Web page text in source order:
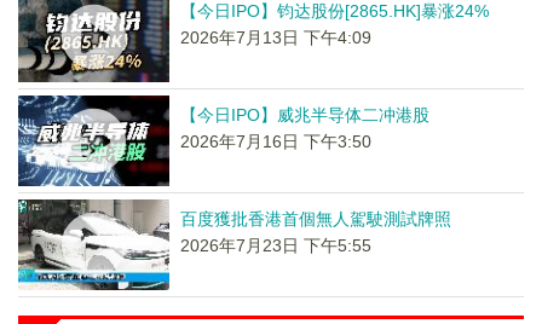
【今日IPO】钧达股份[2865.HK]暴涨24%
2026年7月13日 下午4:09
【今日IPO】威兆半导体二冲港股
2026年7月16日 下午3:50
百度獲批香港首個無人駕駛測試牌照
2026年7月23日 下午5:55